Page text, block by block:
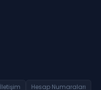
İletişim Hesap Numaraları